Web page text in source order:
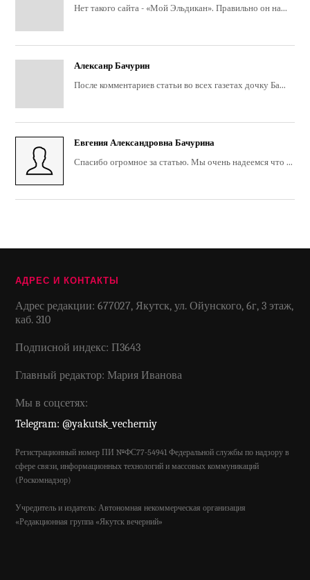
Нет такого сайта - «Мой Эльдикан». Правильно он на...
Алексанр Бачурин
После комментариев статьи во всех газетах дочку Ба...
Евгения Александровна Бачурина
Спасибо огромное за статью. Мы очень надеемся что ...
АДРЕС И КОНТАКТЫ
Адрес редакции: 677027, Якутск, ул. Ойунского, 6г, 3 этаж,
каб. 310
Подписной индекс: П3643
Главный редактор: Мария Иванова
Мы в соцсетях:
Telegram: @yakutsk_vecherniy
Регистрационный номер ПИ №ФС77-54941 Федеральной службы по надзору в
сфере связи, информационных технологий и массовых коммуникаций
(Роскомнадзор)
Учредитель и издатель: Автономная некоммерческая организация
«Редакционная группа «Якутск вечерний»